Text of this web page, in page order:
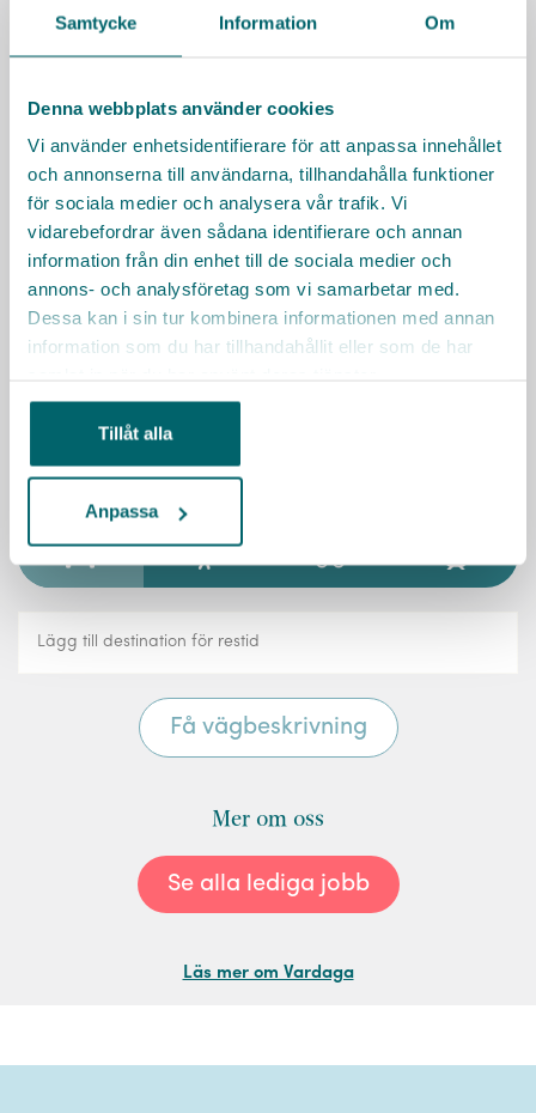
Samtycke Information Om
Denna webbplats använder cookies
Vi använder enhetsidentifierare för att anpassa innehållet
och annonserna till användarna, tillhandahålla funktioner
för sociala medier och analysera vår trafik. Vi
vidarebefordrar även sådana identifierare och annan
information från din enhet till de sociala medier och
annons- och analysföretag som vi samarbetar med.
Dessa kan i sin tur kombinera informationen med annan
information som du har tillhandahållit eller som de har
Tillåt alla
Anpassa
Irena Skala, gruppchef
irena.skala@vardaga.se
Facklig kontakt
kommunal.se
Sociala medier
Räkna ut resväg
Mer om oss
Se alla lediga jobb
Läs mer om Vardaga